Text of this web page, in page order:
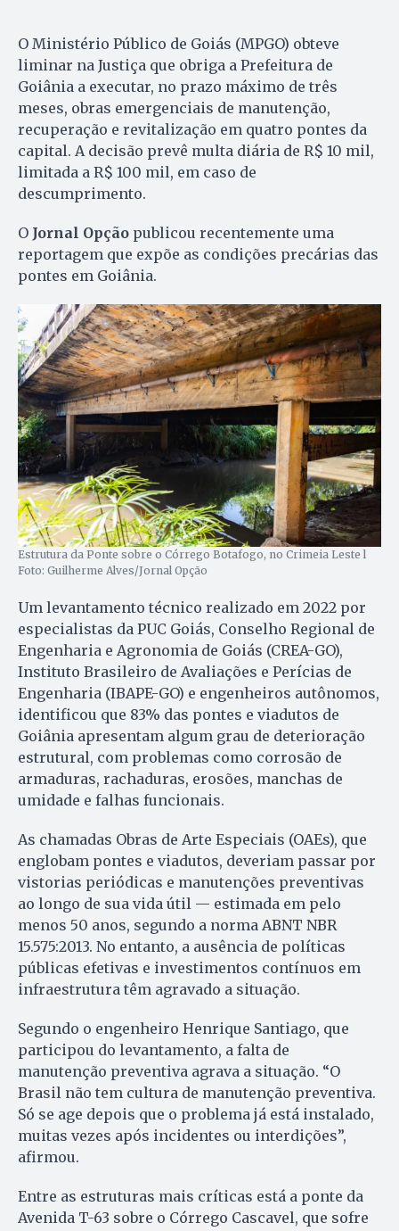
O Ministério Público de Goiás (MPGO) obteve
liminar na Justiça que obriga a Prefeitura de
Goiânia a executar, no prazo máximo de três
meses, obras emergenciais de manutenção,
recuperação e revitalização em quatro pontes da
capital. A decisão prevê multa diária de R$ 10 mil,
limitada a R$ 100 mil, em caso de
descumprimento.
O Jornal Opção publicou recentemente uma
reportagem que expõe as condições precárias das
pontes em Goiânia.
Estrutura da Ponte sobre o Córrego Botafogo, no Crimeia Leste l
Foto: Guilherme Alves/Jornal Opção
Um levantamento técnico realizado em 2022 por
especialistas da PUC Goiás, Conselho Regional de
Engenharia e Agronomia de Goiás (CREA-GO),
Instituto Brasileiro de Avaliações e Perícias de
Engenharia (IBAPE-GO) e engenheiros autônomos,
identificou que 83% das pontes e viadutos de
Goiânia apresentam algum grau de deterioração
estrutural, com problemas como corrosão de
armaduras, rachaduras, erosões, manchas de
umidade e falhas funcionais.
As chamadas Obras de Arte Especiais (OAEs), que
englobam pontes e viadutos, deveriam passar por
vistorias periódicas e manutenções preventivas
ao longo de sua vida útil — estimada em pelo
menos 50 anos, segundo a norma ABNT NBR
15.575:2013. No entanto, a ausência de políticas
públicas efetivas e investimentos contínuos em
infraestrutura têm agravado a situação.
Segundo o engenheiro Henrique Santiago, que
participou do levantamento, a falta de
manutenção preventiva agrava a situação. “O
Brasil não tem cultura de manutenção preventiva.
Só se age depois que o problema já está instalado,
muitas vezes após incidentes ou interdições”,
afirmou.
Entre as estruturas mais críticas está a ponte da
Avenida T-63 sobre o Córrego Cascavel, que sofre